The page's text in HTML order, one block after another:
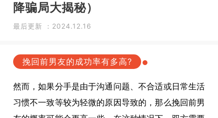
降骗局大揭秘）
最后更新 ：2024.12.16
挽回前男友的成功率有多高?
然而，如果分手是由于沟通问题、不合适或日常生活
习惯不一致等较为轻微的原因导致的，那么挽回前男